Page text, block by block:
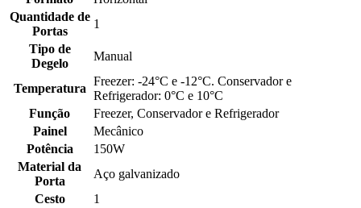
Quantidade de
Portas
1
Tipo de
Degelo
Manual
Temperatura
Freezer: -24°C e -12°C. Conservador e
Refrigerador: 0°C e 10°C
Função
Freezer, Conservador e Refrigerador
Painel
Mecânico
Potência
150W
Material da
Porta
Aço galvanizado
Cesto
1